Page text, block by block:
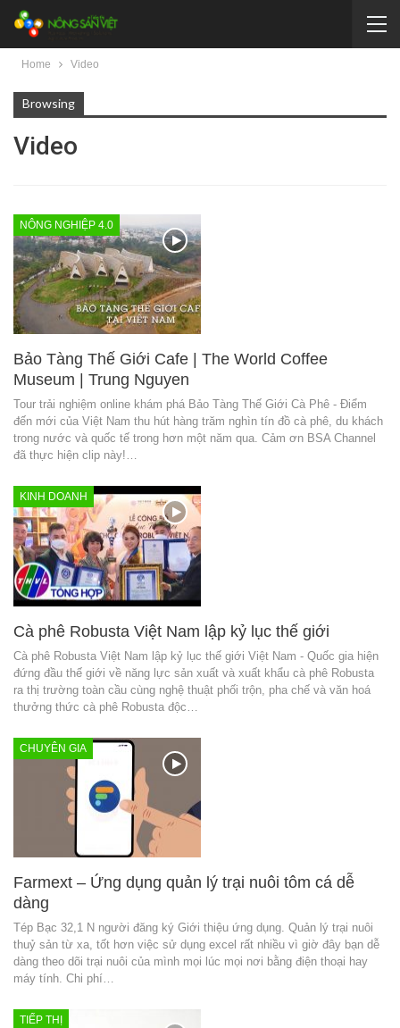
Home Video
Browsing
Video
NÔNG NGHIỆP 4.0
Bảo Tàng Thế Giới Cafe | The World Coffee
Museum | Trung Nguyen
Tour trải nghiệm online khám phá Bảo Tàng Thế Giới Cà Phê - Điểm
đến mới của Việt Nam thu hút hàng trăm nghìn tín đồ cà phê, du khách
trong nước và quốc tế trong hơn một năm qua. Cảm ơn BSA Channel
đã thực hiện clip này!…
KINH DOANH
Cà phê Robusta Việt Nam lập kỷ lục thế giới
Cà phê Robusta Việt Nam lập kỷ lục thế giới Việt Nam - Quốc gia hiện
đứng đầu thế giới về năng lực sản xuất và xuất khẩu cà phê Robusta
ra thị trường toàn cầu cùng nghệ thuật phối trộn, pha chế và văn hoá
thưởng thức cà phê Robusta độc…
CHUYÊN GIA
Farmext – Ứng dụng quản lý trại nuôi tôm cá dễ
dàng
Tép Bạc 32,1 N người đăng ký Giới thiệu ứng dụng. Quản lý trại nuôi
thuỷ sản từ xa, tốt hơn việc sử dụng excel rất nhiều vì giờ đây bạn dễ
dàng theo dõi trại nuôi của mình mọi lúc mọi nơi bằng điện thoại hay
máy tính. Chi phí…
TIẾP THỊ